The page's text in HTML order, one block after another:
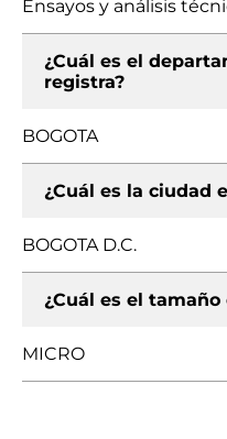
Ensayos y análisis
¿Cuál es el
registra?
BOGOTA
¿Cuál es la ciudad
BOGOTA D.C.
¿Cuál es el
MICRO